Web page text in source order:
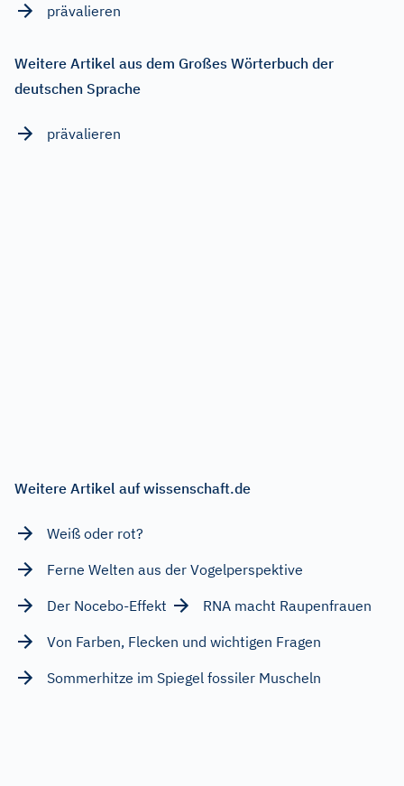
prävalieren
Weitere Artikel aus dem Großes Wörterbuch der
deutschen Sprache
prävalieren
Weitere Artikel auf wissenschaft.de
Weiß oder rot?
Ferne Welten aus der Vogelperspektive
Der Nocebo-Effekt
RNA macht Raupenfrauen
Von Farben, Flecken und wichtigen Fragen
Sommerhitze im Spiegel fossiler Muscheln